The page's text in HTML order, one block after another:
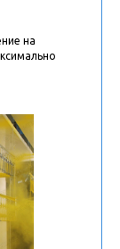
на